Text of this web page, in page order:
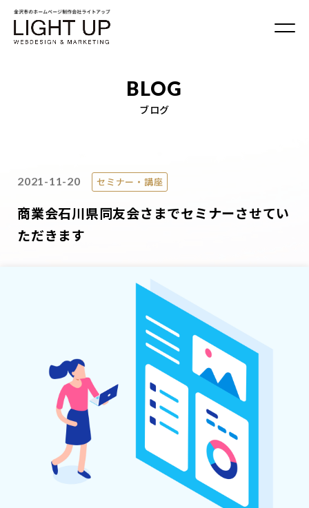
BLOG
ブログ
2021-11-20 セミナー・講座
商業会石川県同友会さまでセミナーさせてい
ただきます